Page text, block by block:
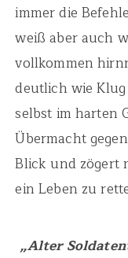
immer die
weiß aber auch
vollkommen
deutlich wie
selbst im harten
Übermacht
Blick und zögert
ein Leben zu
„Alter